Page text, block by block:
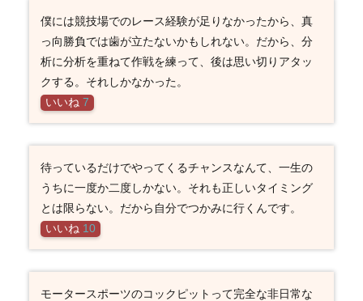
僕には競技場でのレース経験が足りなかったから、真
っ向勝負では歯が立たないかもしれない。だから、分
析に分析を重ねて作戦を練って、後は思い切りアタッ
クする。それしかなかった。
いいね 7
待っているだけでやってくるチャンスなんて、一生の
うちに一度か二度しかない。それも正しいタイミング
とは限らない。だから自分でつかみに行くんです。
いいね 10
モータースポーツのコックピットって完全な非日常な